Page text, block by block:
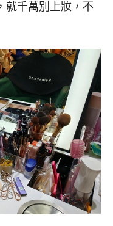
就千萬別上妝，不